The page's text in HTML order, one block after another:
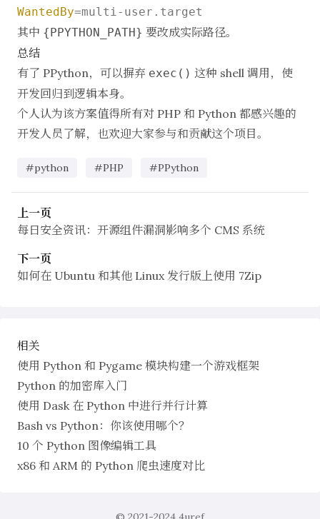
WantedBy
其中 {PPYTHON_PATH} 要改成实际路径。
总结
有了 PPython，可以摒弃 exec() 这种 shell 调用，使
开发回归到逻辑本身。
个人认为该方案值得所有对 PHP 和 Python 都感兴趣的
开发人员了解，也欢迎大家参与和贡献这个项目。
#python #PHP #PPython
上一页
每日安全资讯：开源组件漏洞影响多个 CMS 系统
下一页
如何在 Ubuntu 和其他 Linux 发行版上使用 7Zip
相关
使用 Python 和 Pygame 模块构建一个游戏框架
Python 的加密库入门
使用 Dask 在 Python 中进行并行计算
Bash vs Python：你该使用哪个？
10 个 Python 图像编辑工具
x86 和 ARM 的 Python 爬虫速度对比